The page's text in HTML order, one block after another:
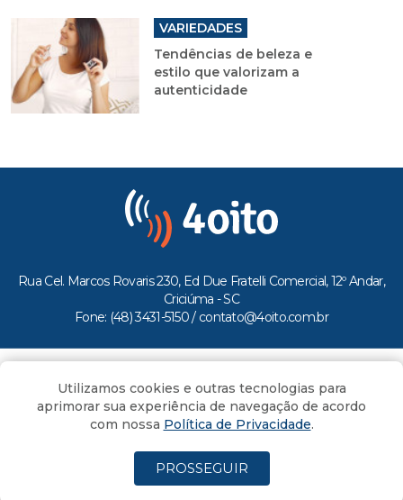
VARIEDADES
Tendências de beleza e
estilo que valorizam a
autenticidade
Rua Cel. Marcos Rovaris 230, Ed Due Fratelli Comercial, 12º Andar,
Criciúma - SC
Fone: (48) 3431-5150 / contato@4oito.com.br
Todos os direitos reservados ao Portal 4oito
Utilizamos cookies e outras tecnologias para
aprimorar sua experiência de navegação de acordo
com nossa Política de Privacidade.
PROSSEGUIR